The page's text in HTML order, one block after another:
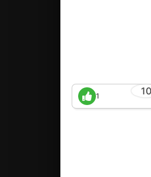
10
1